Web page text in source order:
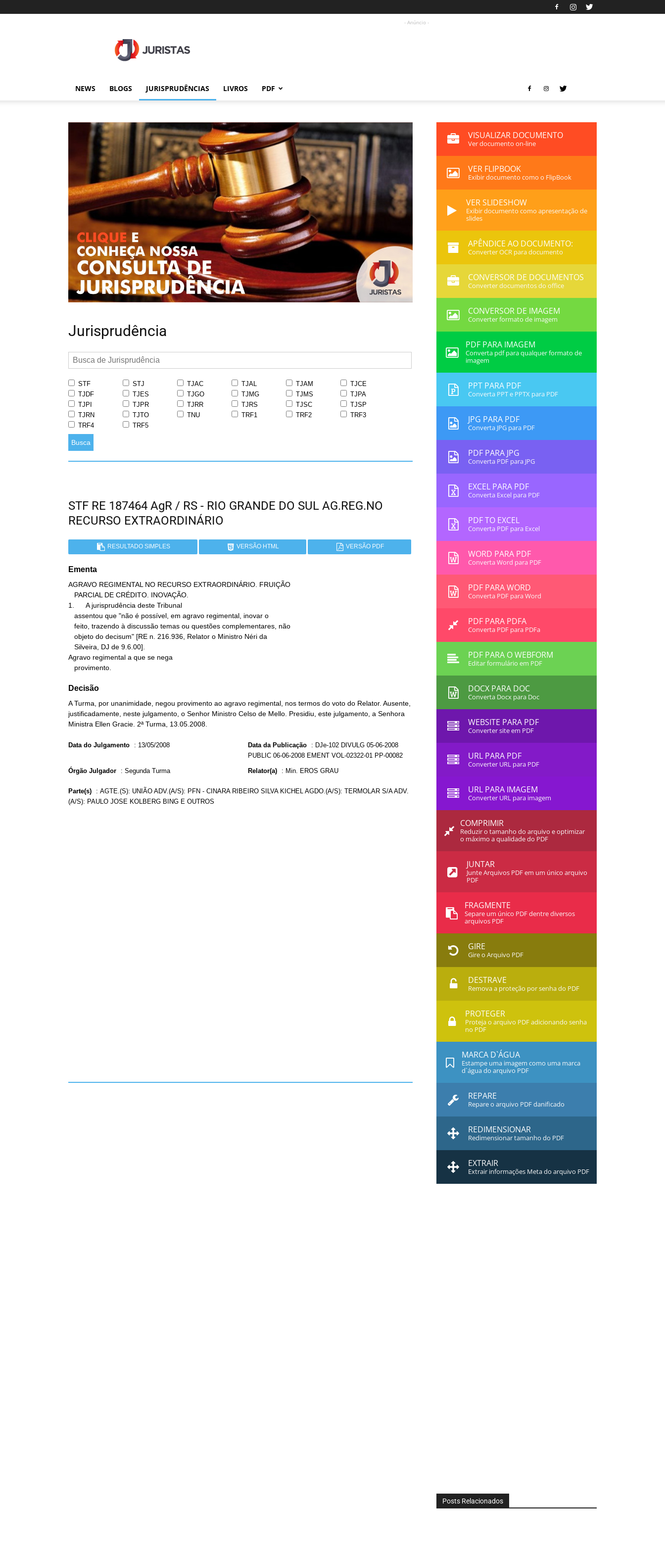
- Anúncio -
NEWS BLOGS JURISPRUDÊNCIAS LIVROS PDF
Jurisprudência
STF STJ TJAC TJAL TJAM
TJCE
TJDF
TJES TJGO TJMG TJMS
TJPA
TJPI
TJPR TJRR TJRS TJSC
TJSP
TJRN
TJTO TNU TRF1 TRF2
TRF3
TRF4
TRF5
Busca
STF RE 187464 AgR / RS - RIO GRANDE DO SUL AG.REG.NO
RECURSO EXTRAORDINÁRIO
RESULTADO SIMPLES VERSÃO HTML VERSÃO PDF
Ementa
AGRAVO REGIMENTAL NO RECURSO EXTRAORDINÁRIO. FRUIÇÃO
1.      A jurisprudência deste Tribunal
Agravo regimental a que se nega
   provimento.
Decisão
A Turma, por unanimidade, negou provimento ao agravo regimental, nos termos do voto do Relator. Ausente,
justificadamente, neste julgamento, o Senhor Ministro Celso de Mello. Presidiu, este julgamento, a Senhora
Ministra Ellen Gracie. 2ª Turma, 13.05.2008.
Data do Julgamento : 13/05/2008 Data da Publicação : DJe-102 DIVULG 05-06-2008
PUBLIC 06-06-2008 EMENT VOL-02322-01 PP-00082
Órgão Julgador : Segunda Turma Relator(a) : Min. EROS GRAU
Parte(s) : AGTE.(S): UNIÃO ADV.(A/S): PFN - CINARA RIBEIRO SILVA KICHEL AGDO.(A/S): TERMOLAR S/A ADV.
(A/S): PAULO JOSE KOLBERG BING E OUTROS
VISUALIZAR DOCUMENTO
Ver documento on-line
VER FLIPBOOK
Exibir documento como o FlipBook
VER SLIDESHOW
Exibir documento como apresentação de
slides
APÊNDICE AO DOCUMENTO:
Converter OCR para documento
CONVERSOR DE DOCUMENTOS
Converter documentos do office
CONVERSOR DE IMAGEM
Converter formato de imagem
PDF PARA IMAGEM
Converta pdf para qualquer formato de
imagem
PPT PARA PDF
Converta PPT e PPTX para PDF
JPG PARA PDF
Converta JPG para PDF
PDF PARA JPG
Converta PDF para JPG
EXCEL PARA PDF
Converta Excel para PDF
PDF TO EXCEL
Converta PDF para Excel
WORD PARA PDF
Converta Word para PDF
PDF PARA WORD
Converta PDF para Word
PDF PARA PDFA
Converta PDF para PDFa
PDF PARA O WEBFORM
Editar formulário em PDF
DOCX PARA DOC
Converta Docx para Doc
WEBSITE PARA PDF
Converter site em PDF
URL PARA PDF
Converter URL para PDF
URL PARA IMAGEM
Converter URL para imagem
COMPRIMIR
Reduzir o tamanho do arquivo e optimizar
o máximo a qualidade do PDF
JUNTAR
Junte Arquivos PDF em um único arquivo
PDF
FRAGMENTE
Separe um único PDF dentre diversos
arquivos PDF
GIRE
Gire o Arquivo PDF
DESTRAVE
Remova a proteção por senha do PDF
PROTEGER
Proteja o arquivo PDF adicionando senha
no PDF
MARCA D`ÁGUA
Estampe uma imagem como uma marca
d`água do arquivo PDF
REPARE
Repare o arquivo PDF danificado
REDIMENSIONAR
Redimensionar tamanho do PDF
EXTRAIR
Extrair informações Meta do arquivo PDF
Posts Relacionados